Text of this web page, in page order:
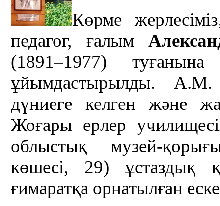
Көрме
педагог, ғалым
(1891–1977)
ұйымдастырылды. А.М.
дүниеге келген және
Жоғары ерлер
облыстық музей-
көшесі, 29) ұстаздық
ғимаратқа орнатылған